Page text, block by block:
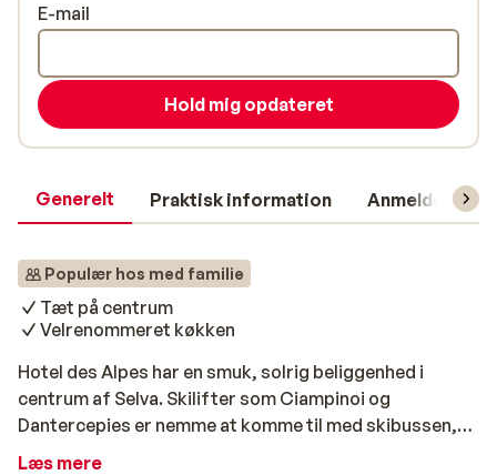
Generelt Praktisk information Anmeldelser
Populær hos med familie
Tæt på centrum
Velrenommeret køkken
Hotel des Alpes har en smuk, solrig beliggenhed i
centrum af Selva. Skilifter som Ciampinoi og
Dantercepies er nemme at komme til med skibussen,
som stopper 100 meter fra hotellet og sætter dig af
Læs mere
E-mail
Hold mig opdateret